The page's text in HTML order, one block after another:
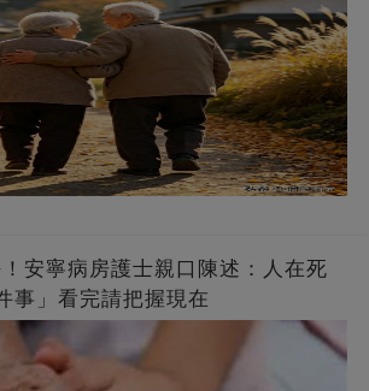
安寧病房護士親口陳述：人在死
事」看完請把握現在